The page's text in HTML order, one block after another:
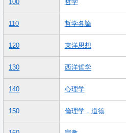
100 哲学
110 哲学各論
120 東洋思想
130 西洋哲学
140 心理学
150 倫理学．道徳